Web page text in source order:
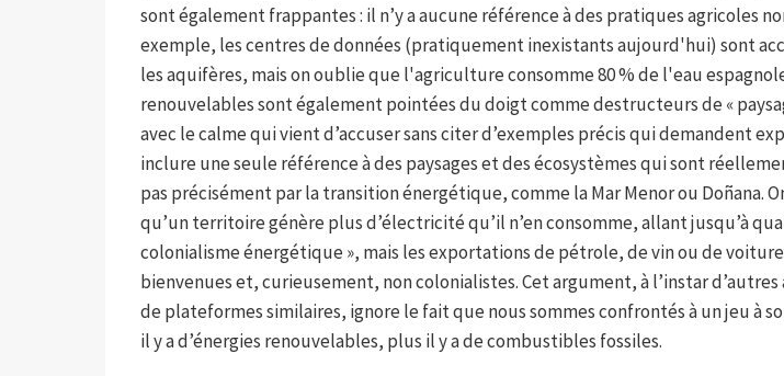
sont également frappantes : il n’y a aucune référence à des pratiques agricoles
exemple, les centres de données (pratiquement inexistants aujourd'hui) sont
les aquifères, mais on oublie que l'agriculture consomme 80 % de l'eau
renouvelables sont également pointées du doigt comme destructeurs de «
avec le calme qui vient d’accuser sans citer d’exemples précis qui demandent
inclure une seule référence à des paysages et des écosystèmes qui sont
pas précisément par la transition énergétique, comme la Mar Menor ou Doñana.
qu’un territoire génère plus d’électricité qu’il n’en consomme, allant jusqu’à
colonialisme énergétique », mais les exportations de pétrole, de vin ou de
bienvenues et, curieusement, non colonialistes. Cet argument, à l’instar d’autres
de plateformes similaires, ignore le fait que nous sommes confrontés à un jeu à
il y a d’énergies renouvelables, plus il y a de combustibles fossiles.